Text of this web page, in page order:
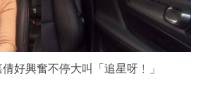
好興奮不停大叫「追星呀﹗」